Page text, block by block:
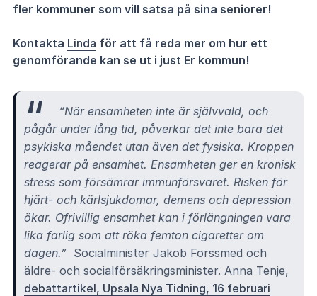
fler kommuner som vill satsa på sina seniorer!
Kontakta Linda för att få reda mer om hur ett
genomförande kan se ut i just Er kommun!
“När ensamheten inte är självvald, och
pågår under lång tid, påverkar det inte bara det
psykiska måendet utan även det fysiska. Kroppen
reagerar på ensamhet. Ensamheten ger en kronisk
stress som försämrar immunförsvaret. Risken för
hjärt- och kärlsjukdomar, demens och depression
ökar. Ofrivillig ensamhet kan i förlängningen vara
lika farlig som att röka femton cigaretter om
dagen.” Socialminister Jakob Forssmed och
äldre- och socialförsäkrings­minister. Anna Tenje,
debattartikel, Upsala Nya Tidning, 16 februari